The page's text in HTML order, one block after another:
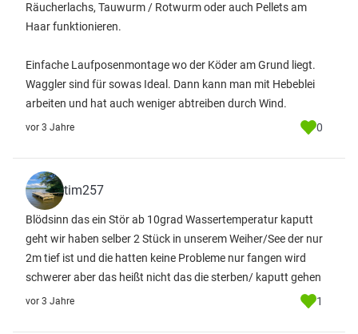
Räucherlachs, Tauwurm / Rotwurm oder auch Pellets am
Haar funktionieren.
Einfache Laufposenmontage wo der Köder am Grund liegt.
Waggler sind für sowas Ideal. Dann kann man mit Hebeblei
arbeiten und hat auch weniger abtreiben durch Wind.
vor 3 Jahre 0
tim257
Blödsinn das ein Stör ab 10grad Wassertemperatur kaputt
geht wir haben selber 2 Stück in unserem Weiher/See der nur
2m tief ist und die hatten keine Probleme nur fangen wird
schwerer aber das heißt nicht das die sterben/ kaputt gehen
vor 3 Jahre 1